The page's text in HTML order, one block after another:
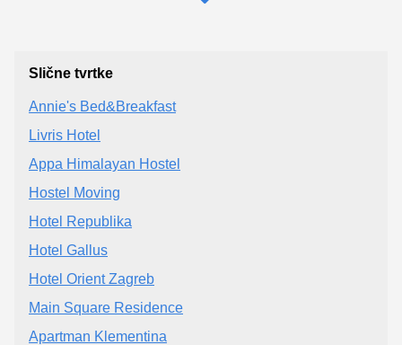
Slične tvrtke
Annie's Bed&Breakfast
Livris Hotel
Appa Himalayan Hostel
Hostel Moving
Hotel Republika
Hotel Gallus
Hotel Orient Zagreb
Main Square Residence
Apartman Klementina